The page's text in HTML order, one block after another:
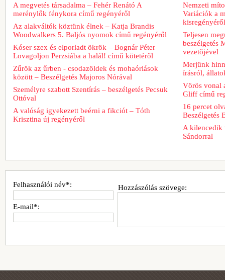
A megvetés társadalma – Fehér Renátó A
merénylők fénykora című regényéről
Az alakváltók köztünk élnek – Katja Brandis
Woodwalkers 5. Baljós nyomok című regényéről
Kóser szex és elporladt ökrök – Bognár Péter
Lovagoljon Perzsiába a halál! című kötetéről
Zűrök az űrben - csodazöldek és mohaóriások
között – Beszélgetés Majoros Nórával
Személyre szabott Szentírás – beszélgetés Pecsuk
Ottóval
A valóság igyekezett beérni a fikciót – Tóth
Krisztina új regényéről
Nemzeti
Variációk a
kisregényéről
Teljesen
beszélgetés
vezetőjével
Merjünk
írásról,
Vörös vonal
Gliff című
16 percet
Beszélgetés
A kilencedik
Sándorral
Hozzászólás szövege:
Felhasználói név*:
E-mail*: